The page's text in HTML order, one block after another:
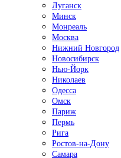
Луганск
Минск
Монреаль
Москва
Нижний Новгород
Новосибирск
Нью-Йорк
Николаев
Одесса
Омск
Париж
Пермь
Рига
Ростов-на-Дону
Самара